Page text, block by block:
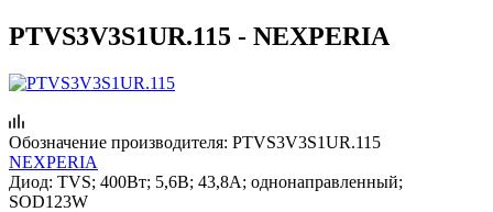
PTVS3V3S1UR.115 - NEXPERIA
Обозначение производителя: PTVS3V3S1UR.115
NEXPERIA
Диод: TVS; 400Вт; 5,6В; 43,8А; однонаправленный;
SOD123W